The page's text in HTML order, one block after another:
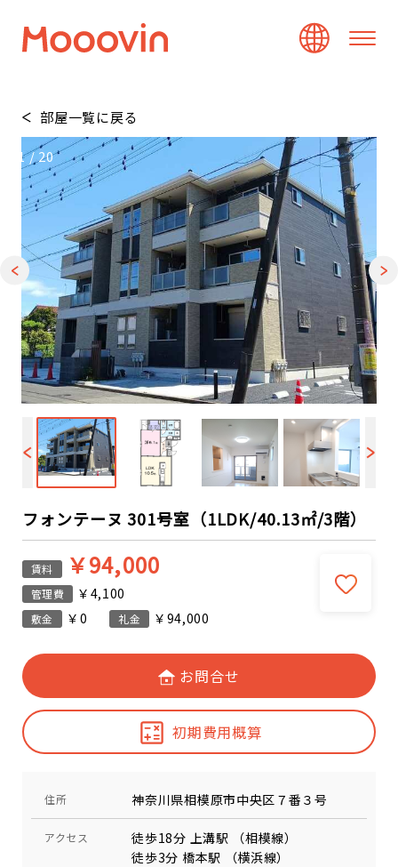
部屋一覧に戻る
1/20
フォンテーヌ 301号室（1LDK/40.13㎡/3階）
賃料 ￥94,000
管理費 ￥4,100
敷金 ￥0 礼金 ￥94,000
お問合せ
初期費用概算
住所 神奈川県相模原市中央区７番３号
アクセス
徒歩18分 上溝駅 （相模線）
徒歩3分 橋本駅 （横浜線）